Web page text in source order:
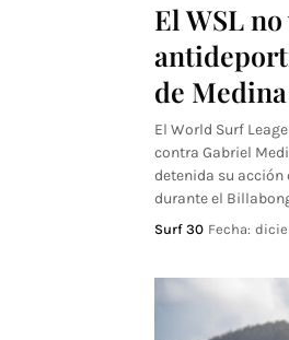
El WSL no
de Medina
El World Surf
contra Gabriel
detenida su acción
durante el
Surf 30 Fecha: